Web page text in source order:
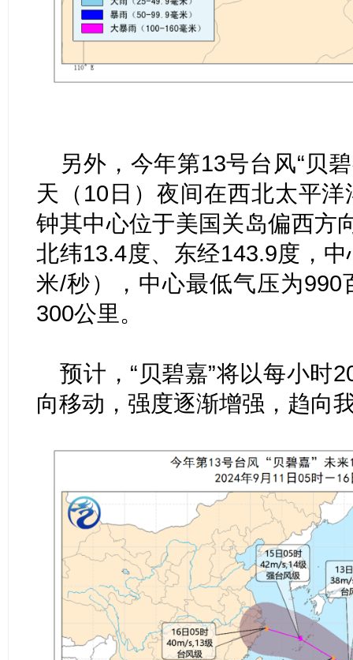
另外，今年第13号台风“贝
天（10日）夜间在西北太平
钟其中心位于美国关岛偏西方
北纬13.4度、东经143.9度，
米/秒），中心最低气压为
300公里。
预计，“贝碧嘉”将以每小时
向移动，强度逐渐增强，趋向